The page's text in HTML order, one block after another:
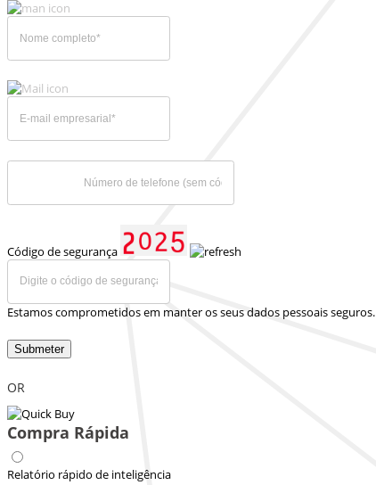
Código de segurança
Estamos comprometidos em manter os seus dados pessoais seguros.
Submeter
OR
Compra Rápida
Relatório rápido de inteligência